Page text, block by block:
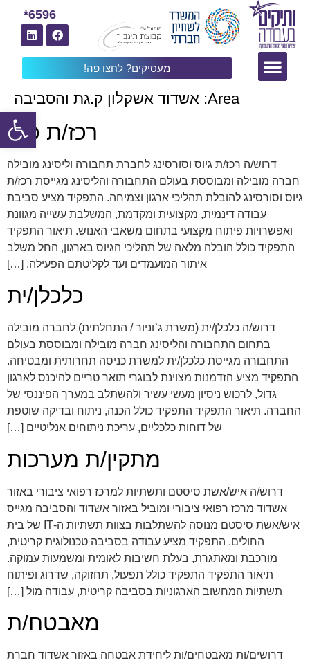
מעסיקים? לחצו פה!
6596*
Area: אשדוד אשקלון ק.גת והסביבה
רכז/ת כ`א
דרוש/ה רכז/ת גיוס וסורסינג לחברת תחבורה וליסינג מובילה
חברה מובילה ומבוססת בעולם התחבורה והליסינג מגייסת רכז/ת
גיוס וסורסינג להובלת תהליכי ארגון וצמיחה. התפקיד מציע סביבת
עבודה דינמית, מקצועית ומקדמת, המשלבת עשייה מגוונת
ואפשרויות פיתוח מקצועי בתחום משאבי האנוש. תיאור התפקיד
התפקיד כולל הובלה מלאה של תהליכי הגיוס בארגון, החל משלב
איתור המועמדים ועד לקליטתם הפעילה. […]
כלכלן/ית
דרוש/ה כלכלן/ית (משרת ג`וניור / התחלתית) לחברה מובילה
בתחום התחבורה והליסינג חברה מובילה ומבוססת בעולם
התחבורה מגייסת כלכלן/ית למשרת כניסה תחרותית ומבטיחה.
התפקיד מציע הזדמנות מצוינת לבוגרי תואר טריים להיכנס לארגון
גדול, לרכוש ניסיון מעשי עשיר ולהשתלב במערך הפיננסי של
החברה. תיאור התפקיד התפקיד כולל הכנה, ניתוח ובדיקה שוטפת
של דוחות כלכליים, עריכת ניתוחים אנליטיים […]
מתקין/ת מערכות
דרוש/ה איש/אשת סיסטם ותשתיות למרכז רפואי ציבורי באזור
אשדוד מרכז רפואי ציבורי ומוביל באזור אשדוד והסביבה מגייס
איש/אשת סיסטם מנוסה להשתלבות בצוות תשתיות ה-IT של בית
החולים. התפקיד מציע עבודה בסביבה טכנולוגית קריטית,
מורכבת ומאתגרת, בעלת חשיבות לאומית ומשמעות עמוקה.
תיאור התפקיד התפקיד כולל תפעול, תחזוקה, שדרוג ופיתוח
תשתיות המחשוב הארגוניות בסביבה קריטית, עבודה מול […]
מאבטח/ת
דרושים/ות מאבטחים/ות ליחידת אבטחה באזור אשדוד חברת